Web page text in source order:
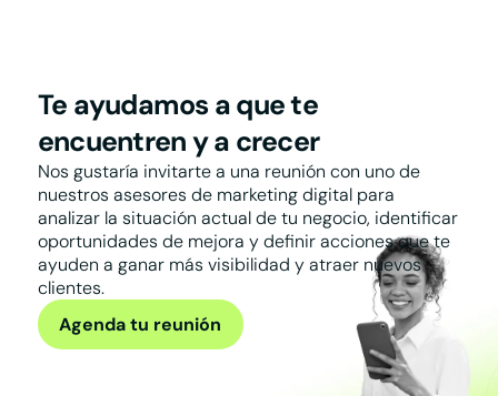
Te ayudamos a que te
encuentren y a crecer
Nos gustaría invitarte a una reunión con uno de
nuestros asesores de marketing digital para
analizar la situación actual de tu negocio, identificar
oportunidades de mejora y definir acciones que te
ayuden a ganar más visibilidad y atraer nuevos
clientes.
Agenda tu reunión